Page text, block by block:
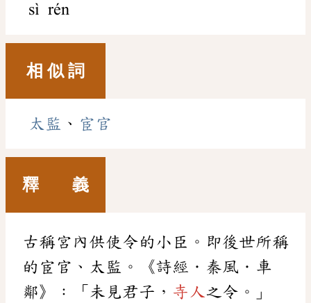
sì rén
相 似 詞
太監 、 宦官
釋 義
古稱宮內供使令的小臣。即後世所稱
的宦官、太監。《詩經．秦風．車
鄰》：「未見君子， 寺人之令。」